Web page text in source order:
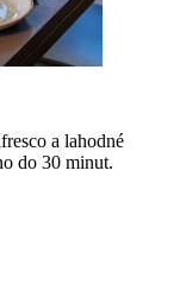
a lahodné
do 30 minut.